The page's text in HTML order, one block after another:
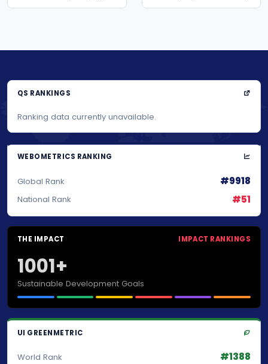
QS RANKINGS
Ranking data currently unavailable.
WEBOMETRICS RANKING
Global Rank #9918
National Rank #51
THE IMPACT IMPACT RANKINGS
1001+
Sustainable Development Goals
UI GREENMETRIC
World Rank #1388